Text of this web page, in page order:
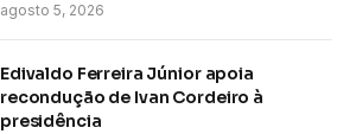
agosto 5, 2026
Edivaldo Ferreira Júnior apoia
recondução de Ivan Cordeiro à
presidência